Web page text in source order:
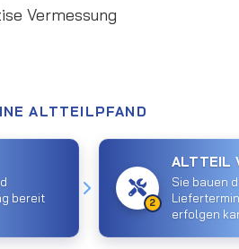
Vermessung
ALTTEILPFAND
bereit
2
ALTTEIL
Sie bauen
erfolgen